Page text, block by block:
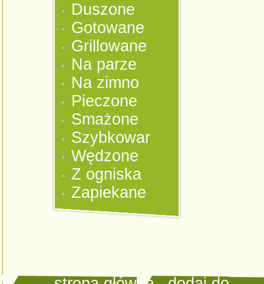
Duszone
Gotowane
Grillowane
Na parze
Na zimno
Pieczone
Smażone
Szybkowar
Wędzone
Z ogniska
Zapiekane